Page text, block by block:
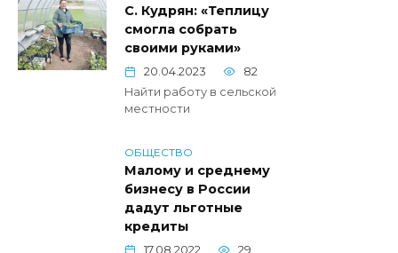
С. Кудрян: «Теплицу
смогла собрать
своими руками»
20.04.2023
82
Найти работу в сельской
местности
ОБЩЕСТВО
Малому и среднему
бизнесу в России
дадут льготные
кредиты
17.08.2022
29